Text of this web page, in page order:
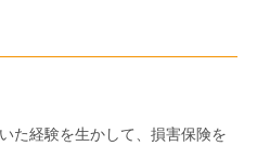
た経験を生かして、損害保険を